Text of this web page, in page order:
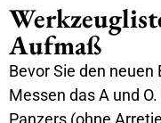
Aufmaß
Bevor Sie den
Messen das A und
Panzers (ohne